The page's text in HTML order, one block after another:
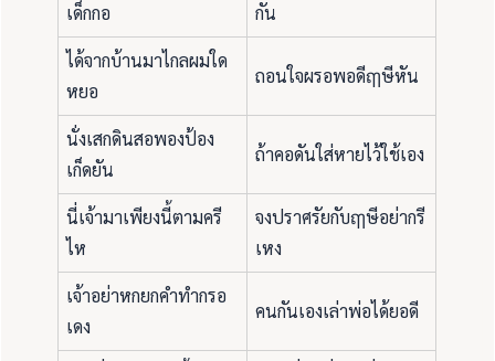
เด็กกอ
กัน
ได้จากบ้านมาไกลผมใด
หยอ
ถอนใจผรอพอดีฤๅษีหัน
นั่งเสกดินสอพองป้อง
เก็ดยัน
ถ้าคอดันใส่หายไว้ใช้เอง
นี่เจ้ามาเพียงนี้ตามครี
ไห
จงปราศรัยกับฤๅษีอย่ากรี
เหง
เจ้าอย่าหกยกคำทำกรอ
เดง
คนกันเองเล่าพ่อได้ยอดี